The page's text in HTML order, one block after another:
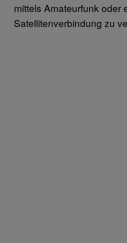
mittels Amateurfunk oder
Satellitenverbindung zu